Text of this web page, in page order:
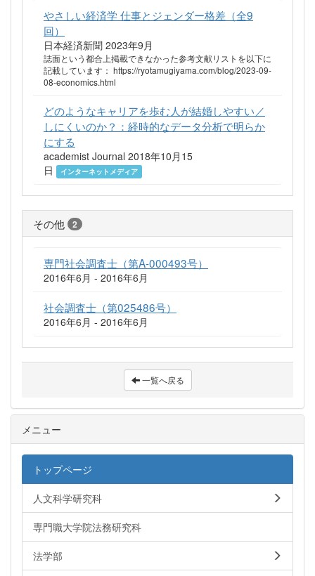
やさしい経済学 仕事とジェンダー格差（全9
回）
日本経済新聞 2023年9月
誌面という都合上掲載できなかった参考文献リストを以下に
記載しています： https://ryotamugiyama.com/blog/2023-09-
08-economics.html
どのようなキャリアを歩む人が結婚しやすい／
しにくいのか？：経時的なデータ分析で明らか
にする
academist Journal 2018年10月15
日
インターネットメディア
その他 2
専門社会調査士（第A-000493号）
2016年6月 - 2016年6月
社会調査士（第025486号）
2016年6月 - 2016年6月
一覧へ戻る
メニュー
トップページ
人文科学研究科
専門職大学院法務研究科
法学部